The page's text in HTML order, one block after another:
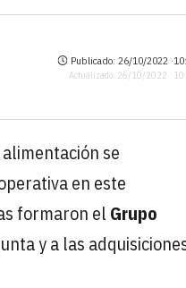
Publicado: 26/10/2022 ·
Actualizado: 26/10/2022 ·
se
en este
formaron el Grupo
y a las